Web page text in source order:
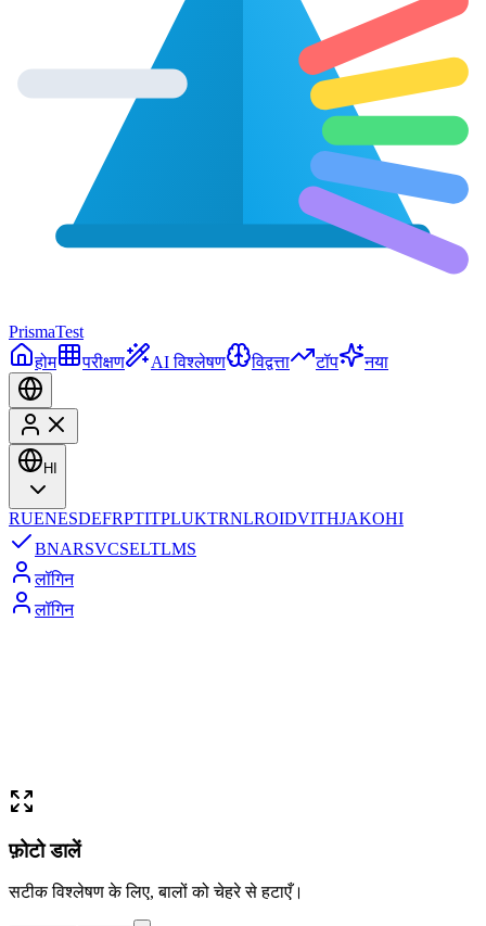
PrismaTest
होम
परीक्षण AI विश्लेषण विद्वत्ता टॉप नया
HI
RUENESDEFRPTITPLUKTRNLROIDVITHJAKOHI
BNARSVCSELTLMS
लॉगिन
लॉगिन
फ़ोटो डालें
सटीक विश्लेषण के लिए, बालों को चेहरे से हटाएँ।